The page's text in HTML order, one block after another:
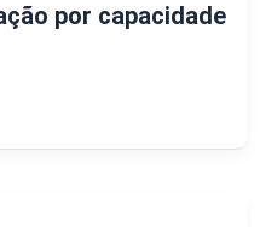
por capacidade